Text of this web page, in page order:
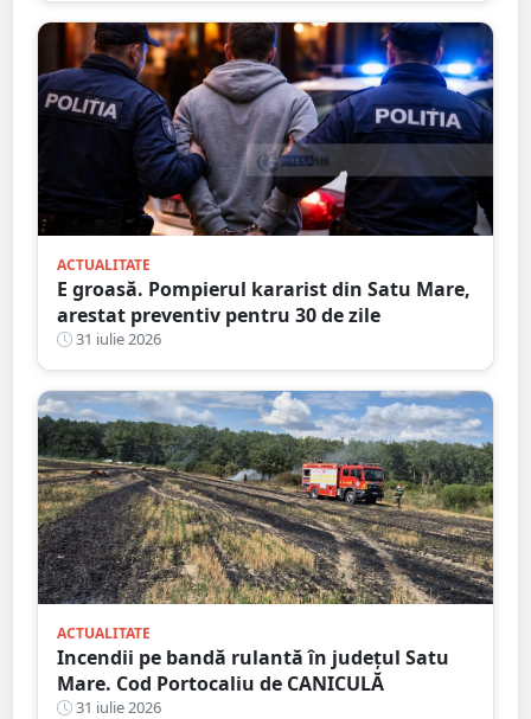
ACTUALITATE
E groasă. Pompierul kararist din Satu Mare,
arestat preventiv pentru 30 de zile
31 iulie 2026
ACTUALITATE
Incendii pe bandă rulantă în județul Satu
Mare. Cod Portocaliu de CANICULĂ
31 iulie 2026